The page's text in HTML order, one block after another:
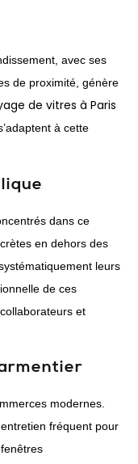
avec ses
de proximité, génère
de vitres à Paris
à cette
dans ce
en dehors des
leurs
de ces
et
modernes.
fréquent pour